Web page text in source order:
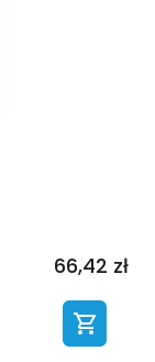
66,42 zł